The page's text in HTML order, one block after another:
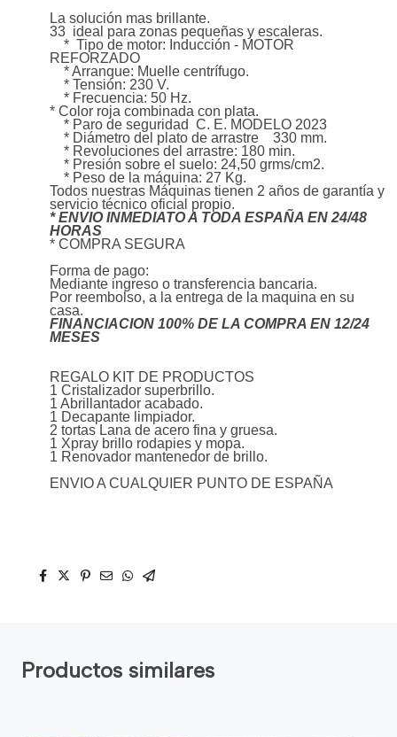
La solución mas brillante.
33 ideal para zonas pequeñas y escaleras.
* Tipo de motor: Inducción - MOTOR
REFORZADO
* Arranque: Muelle centrífugo.
* Tensión: 230 V.
* Frecuencia: 50 Hz.
* Color roja combinada con plata.
* Paro de seguridad C. E. MODELO 2023
* Diámetro del plato de arrastre 330 mm.
* Revoluciones del arrastre: 180 min.
* Presión sobre el suelo: 24,50 grms/cm2.
* Peso de la máquina: 27 Kg.
Todos nuestras Máquinas tienen 2 años de garantía y
servicio técnico oficial propio.
* ENVIO INMEDIATO A TODA ESPAÑA EN 24/48
HORAS
* COMPRA SEGURA
Forma de pago:
Mediante ingreso o transferencia bancaria.
Por reembolso, a la entrega de la maquina en su
casa.
FINANCIACION 100% DE LA COMPRA EN 12/24
MESES
REGALO KIT DE PRODUCTOS
1 Cristalizador superbrillo.
1 Abrillantador acabado.
1 Decapante limpiador.
2 tortas Lana de acero fina y gruesa.
1 Xpray brillo rodapies y mopa.
1 Renovador mantenedor de brillo.
ENVIO A CUALQUIER PUNTO DE ESPAÑA
Productos similares